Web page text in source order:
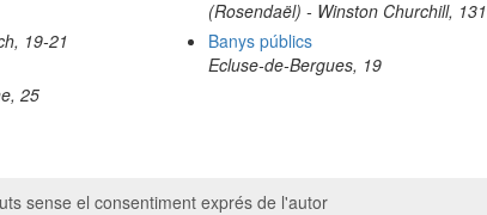
19-21
25
(Rosendaël) - Winston Churchill, 131
Banys públics
Ecluse-de-Bergues, 19
sense el consentiment exprés de l'autor